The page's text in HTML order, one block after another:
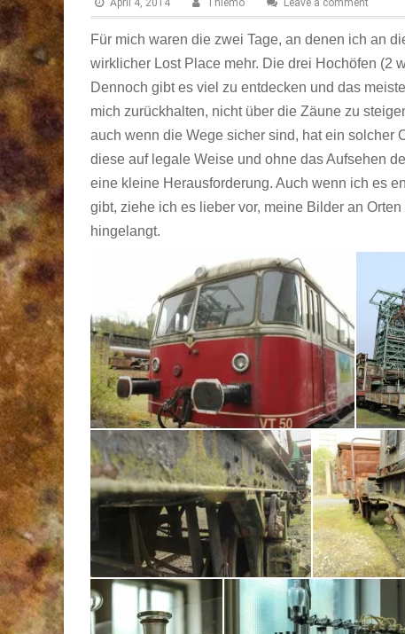
April 4, 2014 Thiemo Leave a comment
Für mich waren die zwei Tage, an denen ich an
wirklicher Lost Place mehr. Die drei Hochöfen (2
Dennoch gibt es viel zu entdecken und das
mich zurückhalten, nicht über die Zäune zu
auch wenn die Wege sicher sind, hat ein solcher
diese auf legale Weise und ohne das Aufsehen
eine kleine Herausforderung. Auch wenn ich es
gibt, ziehe ich es lieber vor, meine Bilder an
hingelangt.